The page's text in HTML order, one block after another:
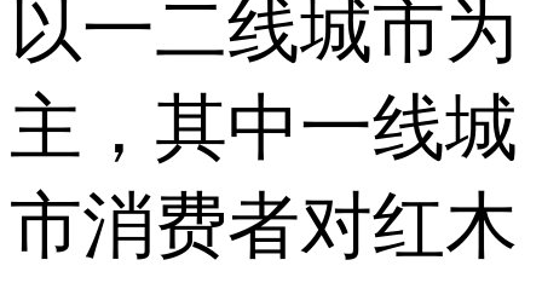
以一二线城市为
主，其中一线城
市消费者对红木